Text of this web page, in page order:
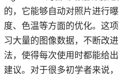
的，它能够自动对照片进行
度、色温等方面的优化。这
习大量的图像数据，不断改
法，使得每次使用时都能给
建议。对于很多初学者来说